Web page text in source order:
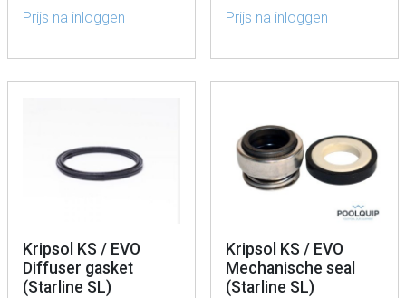
Prijs na inloggen Prijs na inloggen
Kripsol KS / EVO
Diffuser gasket
(Starline SL)
Kripsol KS / EVO
Mechanische seal
(Starline SL)